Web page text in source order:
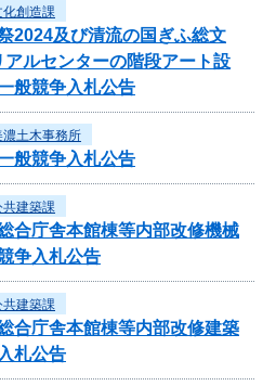
化創造課
2024及び清流の国ぎふ総文
ルセンターの階段アート設
般競争入札公告
濃土木事務所
般競争入札公告
共建築課
合庁舎本館棟等内部改修機械
争入札公告
共建築課
合庁舎本館棟等内部改修建築
札公告